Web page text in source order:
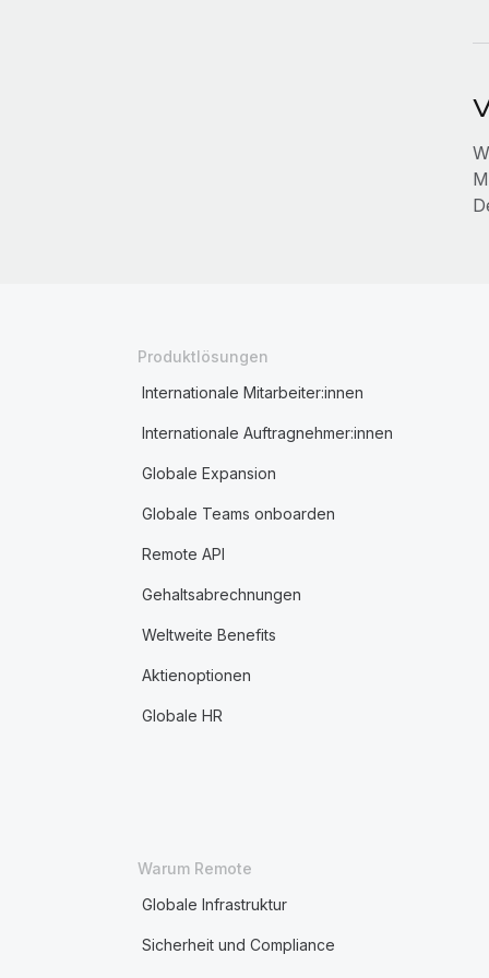
Produktlösungen
Internationale Mitarbeiter:innen
Internationale Auftragnehmer:innen
Globale Expansion
Globale Teams onboarden
Remote API
Gehaltsabrechnungen
Weltweite Benefits
Aktienoptionen
Globale HR
Warum Remote
Globale Infrastruktur
Sicherheit und Compliance